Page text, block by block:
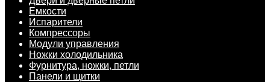
Емкости
Испарители
Компрессоры
Модули управления
Ножки холодильника
Фурнитура, ножки, петли
Панели и щитки